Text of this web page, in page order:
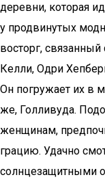
деревни, которая
у продвинутых
восторг,
Келли, Одри
Он погружает их в
же, Голливуда.
женщинам,
грацию. Удачно
солнцезащитными